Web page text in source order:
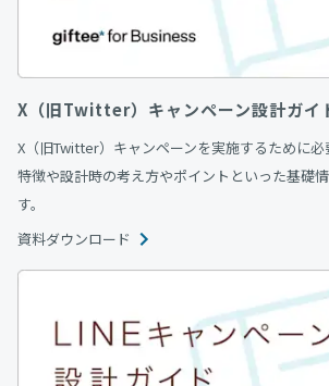
X（旧Twitter）キャンペーン設計ガイ
X（旧Twitter）キャンペーンを実施するために
特徴や設計時の考え方やポイントといった基礎
す。
資料ダウンロード